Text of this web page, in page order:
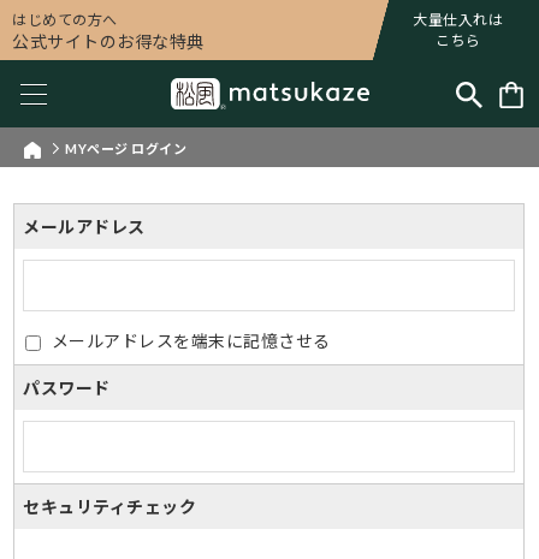
はじめての方へ
公式サイトのお得な特典
大量仕入れは
こちら
MYページ ログイン
メールアドレス
メールアドレスを端末に記憶させる
パスワード
セキュリティチェック